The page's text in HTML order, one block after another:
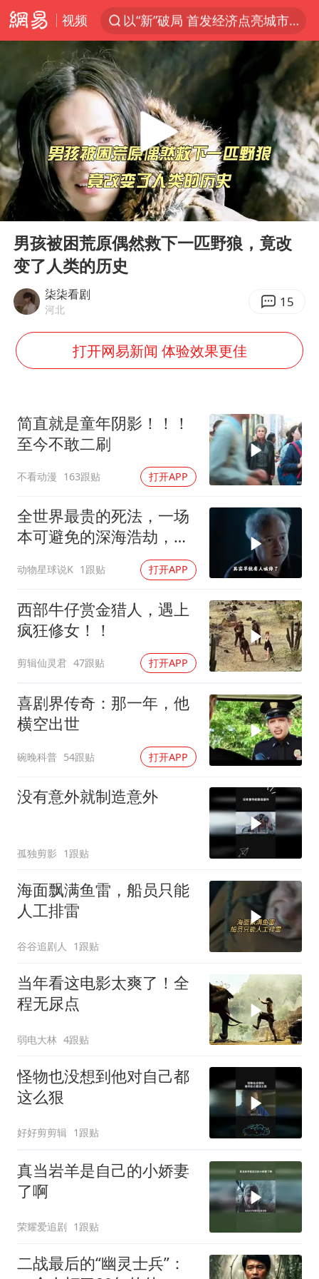
视频
以“新”破局 首发经济点亮城市消费活力
U17国足三战全胜
青海海西州茫崖市发生3.1级地震
我国编制完成新版全月地质图
台风白海豚登陆地点更新
巡查组提问 工作人员偷用手机查答案
看守所辅警收受10万获刑1年
多地要求领导干部带头休假
台风白海豚进入48小时警戒线
宇树科技发行价格150.80元/股
首次证实！“胶球”存在
27岁女子成组织卖淫集团主犯被通缉
法国将禁止“未经同意的电话营销”
奋进开新局 实干挑大梁
Play
00:00 09:55
男孩被困荒原偶然救下一匹野狼，竟改
变了人类的历史
柒柒看剧
河北 15
打开网易新闻 体验效果更佳
简直就是童年阴影！！！
至今不敢二刷
不看动漫 163跟贴 打开APP
全世界最贵的死法，一场
本可避免的深海浩劫，
180万一张深海船票，载
着5名追梦人奔赴3800米
深海
动物星球说K 1跟贴 打开APP
西部牛仔赏金猎人，遇上
疯狂修女！！
剪辑仙灵君 47跟贴 打开APP
喜剧界传奇：那一年，他
横空出世
碗晚科普 54跟贴 打开APP
没有意外就制造意外
孤独剪影 1跟贴
海面飘满鱼雷，船员只能
人工排雷
谷谷追剧人 1跟贴
当年看这电影太爽了！全
程无尿点
弱电大林 4跟贴
怪物也没想到他对自己都
这么狠
好好剪剪辑 1跟贴
真当岩羊是自己的小娇妻
了啊
荣耀爱追剧 1跟贴
二战最后的“幽灵士兵”：